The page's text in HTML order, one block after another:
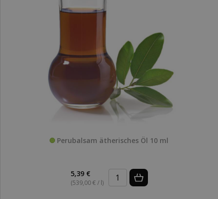
Perubalsam ätherisches Öl 10 ml
5,39 €
(539,00 € / l)